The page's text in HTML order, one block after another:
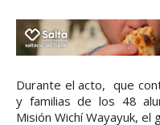
Durante el acto, que
y familias de los 48
Misión Wichí Wayayuk,